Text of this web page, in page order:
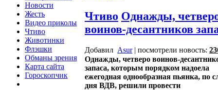
Новости
Жесть
Видео приколы
Чтиво
Животинки
Флэшки
Обманы зрения
Карта сайта
Гороскопчик
Чтиво Однажды,
воинов-десантников
Добавил Asur| посмотрели новость:
Однажды, четверо воинов-
запаса, которым порядком надоела
ежегодная однообразная пьянка, по
дня ВДВ, решили провести